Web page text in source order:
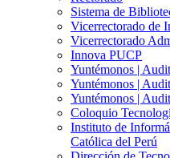
Sistema de
Vicerrectorado de
Vicerrectorado
Innova PUCP
Yuntémonos |
Yuntémonos |
Yuntémonos |
Coloquio
Instituto de
Católica del Perú